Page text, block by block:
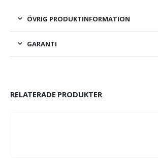
ÖVRIG PRODUKTINFORMATION
GARANTI
RELATERADE PRODUKTER